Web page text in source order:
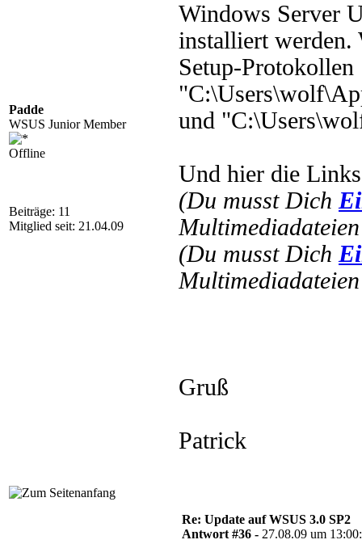
Padde
WSUS Junior Member
Offline
Beiträge: 11
Mitglied seit: 21.04.09
Windows Server
installiert werden.
Setup-Protokollen
und
Und hier die
(Du musst Dich
(Du musst Dich
Gruß
Patrick
Re: Update auf WSUS 3.0 SP2
Antwort #36 - 27.08.09 um